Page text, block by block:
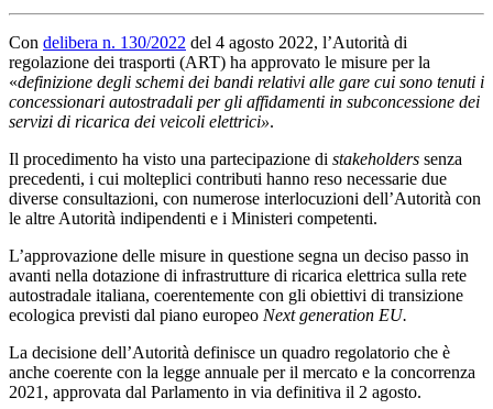
Con delibera n. 130/2022 del 4 agosto 2022, l’Autorità di
regolazione dei trasporti (ART) ha approvato le misure per la
«definizione degli schemi dei bandi relativi alle gare cui sono tenuti i
concessionari autostradali per gli affidamenti in subconcessione dei
servizi di ricarica dei veicoli elettrici».
Il procedimento ha visto una partecipazione di stakeholders senza
precedenti, i cui molteplici contributi hanno reso necessarie due
diverse consultazioni, con numerose interlocuzioni dell’Autorità con
le altre Autorità indipendenti e i Ministeri competenti.
L’approvazione delle misure in questione segna un deciso passo in
avanti nella dotazione di infrastrutture di ricarica elettrica sulla rete
autostradale italiana, coerentemente con gli obiettivi di transizione
ecologica previsti dal piano europeo Next generation EU.
La decisione dell’Autorità definisce un quadro regolatorio che è
anche coerente con la legge annuale per il mercato e la concorrenza
2021, approvata dal Parlamento in via definitiva il 2 agosto.